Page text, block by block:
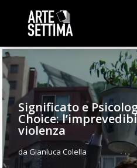
Significato e
Choice:
violenza
da Gianluca Colella